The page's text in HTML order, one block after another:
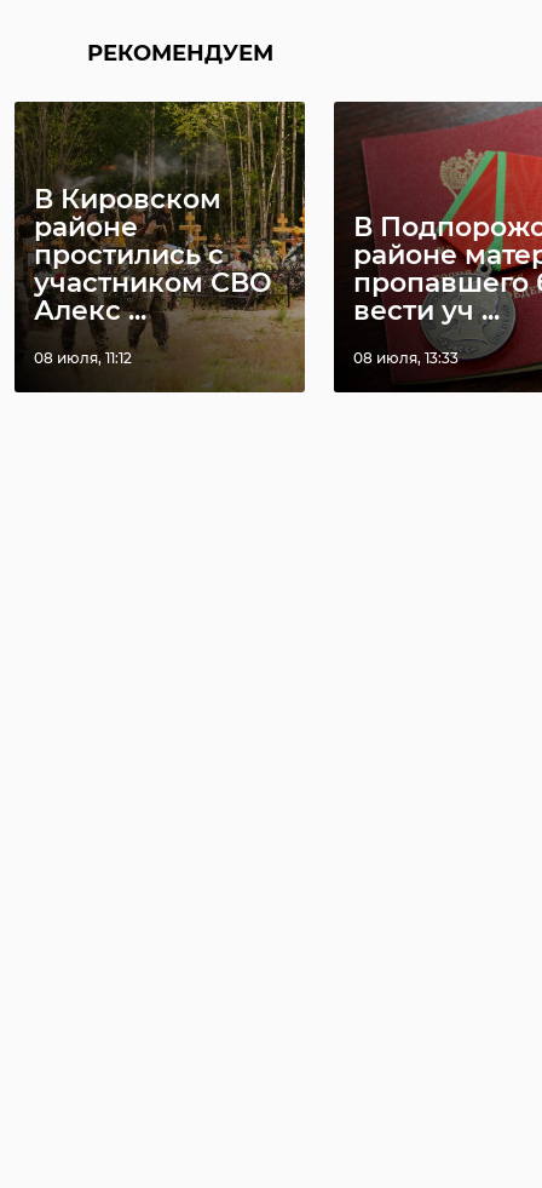
РЕКОМЕНДУЕМ
В Кировском
районе
простились с
участником СВО
Алекс ...
08 июля, 11:12
В
районе
пропавшего
вести уч ...
08 июля, 13:33